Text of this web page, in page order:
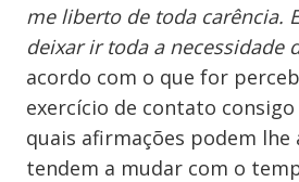
me liberto de toda carência.
deixar ir toda a necessidade
acordo com o que for
exercício de contato
quais afirmações podem lhe
tendem a mudar com o